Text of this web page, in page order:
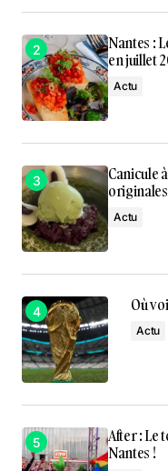
Nantes :
en juillet
Actu
Canicule
Actu
Où
Actu
After : Le
Nantes !